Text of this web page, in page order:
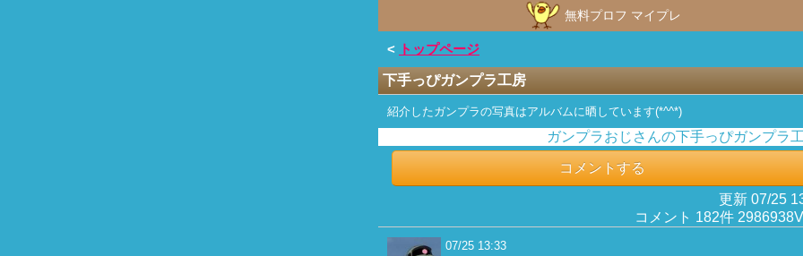
無料プロフ マイプレ
< トップページ
下手っぴガンプラ工房
紹介したガンプラの写真はアルバムに晒しています(*^^*)
ガンプラおじさんの下手っぴガンプラ工房
コメントする
更新 07/25
コメント 182件
07/25 13:33